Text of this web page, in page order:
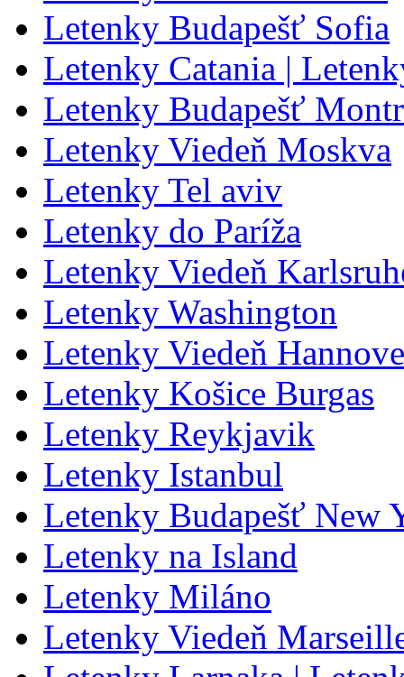
Letenky Budapešť Sofia
Letenky Catania |
Letenky Budapešť
Letenky Viedeň Moskva
Letenky Tel aviv
Letenky do Paríža
Letenky Viedeň
Letenky Washington
Letenky Viedeň
Letenky Košice Burgas
Letenky Reykjavik
Letenky Istanbul
Letenky Budapešť New
Letenky na Island
Letenky Miláno
Letenky Viedeň